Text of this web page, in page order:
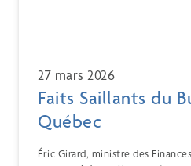
27 mars 2026
Faits Saillants du
Québec
Éric Girard, ministre des